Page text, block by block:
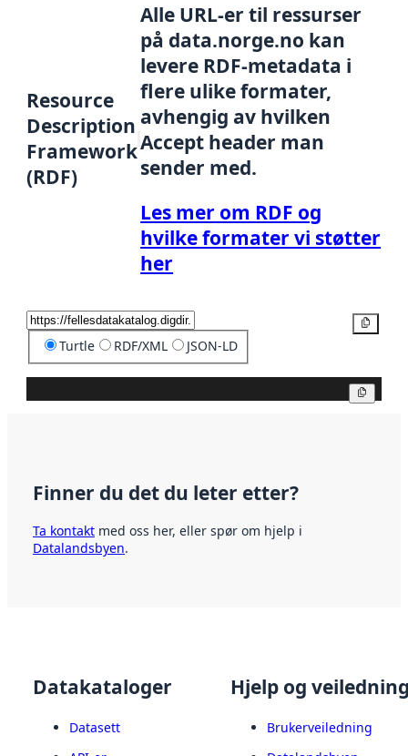
Resource
Description
Framework
(RDF)
Alle URL-er til ressurser
på data.norge.no kan
levere RDF-metadata i
flere ulike formater,
avhengig av hvilken
Accept header man
sender med.
Les mer om RDF og
hvilke formater vi støtter
her
Turtle RDF/XML JSON-LD
Finner du det du leter etter?
Ta kontakt med oss her, eller spør om hjelp i
Datalandsbyen.
Datakataloger
Datasett
Hjelp og
Brukerveiledning